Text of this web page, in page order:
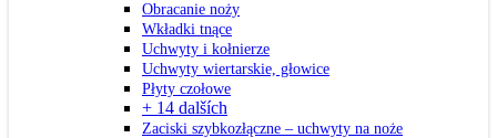
Obracanie noży
Wkładki tnące
Uchwyty i kołnierze
Uchwyty wiertarskie, głowice
Płyty czołowe
+ 14 dalších
Zaciski szybkozłączne – uchwyty na noże